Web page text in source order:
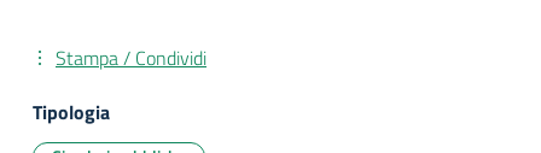
Stampa / Condividi
Tipologia